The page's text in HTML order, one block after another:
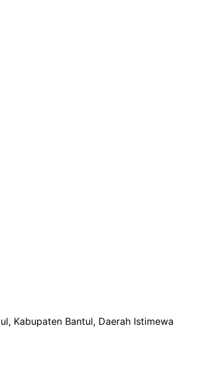
Kabupaten Bantul, Daerah Istimewa